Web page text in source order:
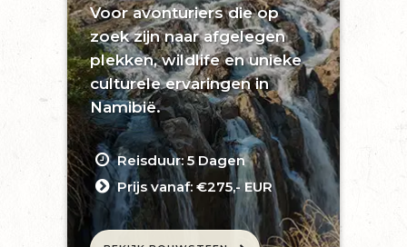
Voor avonturiers die op
zoek zijn naar afgelegen
plekken, wildlife en unieke
culturele ervaringen in
Namibië.
Reisduur: 5 Dagen
Prijs vanaf: €275,- EUR